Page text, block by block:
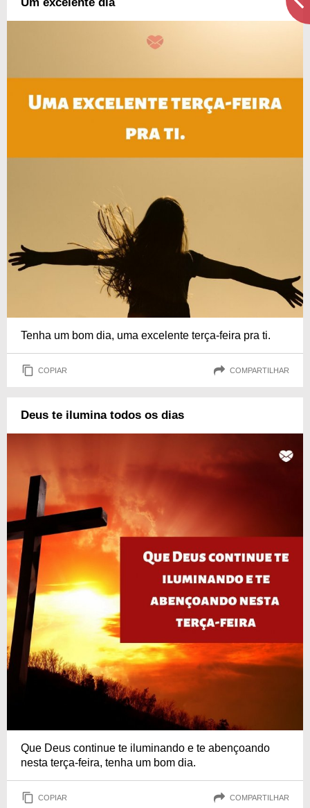
Tenha um bom dia, uma excelente terça-feira pra ti.
COPIAR COMPARTILHAR
Deus te ilumina todos os dias
Que Deus continue te iluminando e te abençoando
nesta terça-feira, tenha um bom dia.
COPIAR COMPARTILHAR